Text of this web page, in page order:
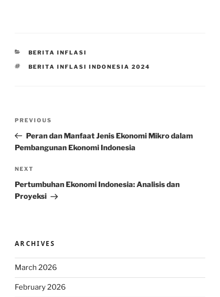
CATEGORIES
BERITA INFLASI
TAGS
BERITA INFLASI INDONESIA 2024
Previous
Post
PREVIOUS
Peran dan Manfaat Jenis Ekonomi Mikro dalam
Pembangunan Ekonomi Indonesia
Next
Post
NEXT
Pertumbuhan Ekonomi Indonesia: Analisis dan
Proyeksi
ARCHIVES
March 2026
February 2026